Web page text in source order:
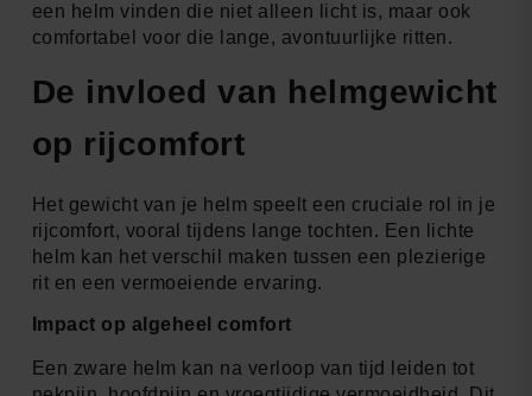
een helm vinden die niet alleen licht is, maar ook
comfortabel voor die lange, avontuurlijke ritten.
De invloed van helmgewicht
op rijcomfort
Het gewicht van je helm speelt een cruciale rol in je
rijcomfort, vooral tijdens lange tochten. Een lichte
helm kan het verschil maken tussen een plezierige
rit en een vermoeiende ervaring.
Impact op algeheel comfort
Een zware helm kan na verloop van tijd leiden tot